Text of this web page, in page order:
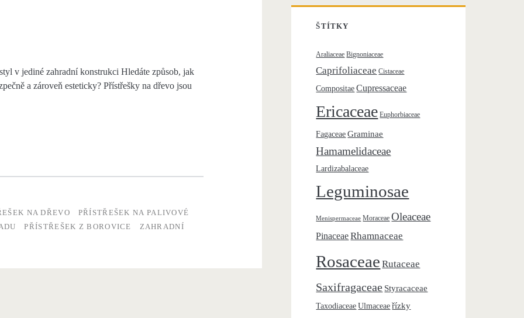
v jediné zahradní konstrukci Hledáte způsob, jak
a zároveň esteticky? Přístřešky na dřevo jsou
NA DŘEVO
PŘÍSTŘEŠEK NA PALIVOVÉ
PŘÍSTŘEŠEK Z BOROVICE
ZAHRADNÍ
ŠTÍTKY
Araliaceae Bignoniaceae
Caprifoliaceae Cistaceae
Compositae Cupressaceae
Ericaceae Euphorbiaceae
Fagaceae Graminae
Hamamelidaceae
Lardizabalaceae
Leguminosae
Menispermaceae Moraceae Oleaceae
Pinaceae Rhamnaceae
Rosaceae Rutaceae
Saxifragaceae Styracaceae
Taxodiaceae Ulmaceae řízky